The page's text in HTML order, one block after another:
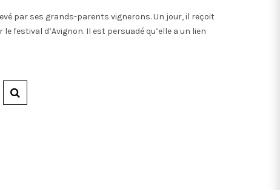
par ses grands-parents vignerons. Un jour, il reçoit
festival d’Avignon. Il est persuadé qu’elle a un lien